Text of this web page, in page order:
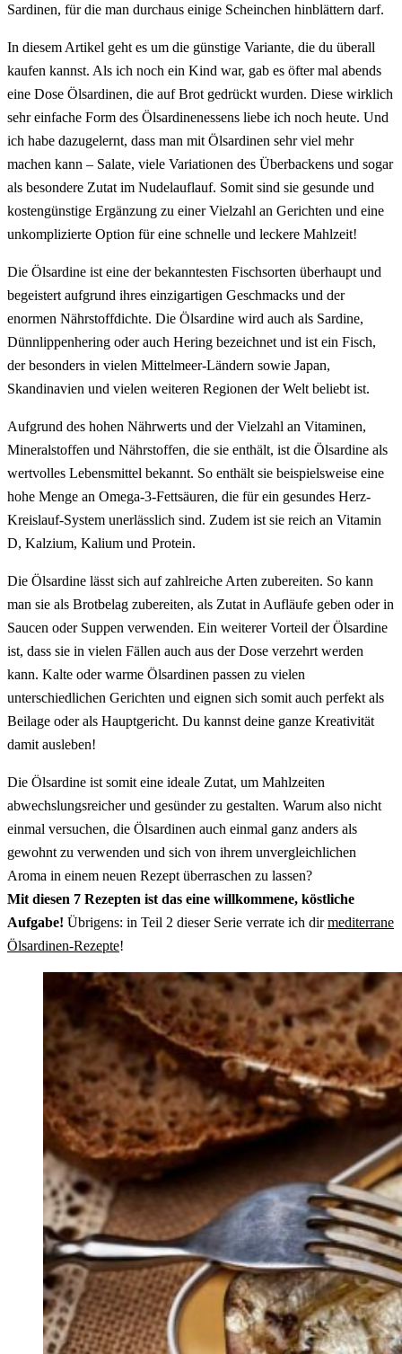
Sardinen, für die man durchaus einige Scheinchen hinblättern darf.
In diesem Artikel geht es um die günstige Variante, die du überall
kaufen kannst. Als ich noch ein Kind war, gab es öfter mal abends
eine Dose Ölsardinen, die auf Brot gedrückt wurden. Diese wirklich
sehr einfache Form des Ölsardinenessens liebe ich noch heute. Und
ich habe dazugelernt, dass man mit Ölsardinen sehr viel mehr
machen kann – Salate, viele Variationen des Überbackens und sogar
als besondere Zutat im Nudelauflauf. Somit sind sie gesunde und
kostengünstige Ergänzung zu einer Vielzahl an Gerichten und eine
unkomplizierte Option für eine schnelle und leckere Mahlzeit!
Die Ölsardine ist eine der bekanntesten Fischsorten überhaupt und
begeistert aufgrund ihres einzigartigen Geschmacks und der
enormen Nährstoffdichte. Die Ölsardine wird auch als Sardine,
Dünnlippenhering oder auch Hering bezeichnet und ist ein Fisch,
der besonders in vielen Mittelmeer-Ländern sowie Japan,
Skandinavien und vielen weiteren Regionen der Welt beliebt ist.
Aufgrund des hohen Nährwerts und der Vielzahl an Vitaminen,
Mineralstoffen und Nährstoffen, die sie enthält, ist die Ölsardine als
wertvolles Lebensmittel bekannt. So enthält sie beispielsweise eine
hohe Menge an Omega-3-Fettsäuren, die für ein gesundes Herz-
Kreislauf-System unerlässlich sind. Zudem ist sie reich an Vitamin
D, Kalzium, Kalium und Protein.
Die Ölsardine lässt sich auf zahlreiche Arten zubereiten. So kann
man sie als Brotbelag zubereiten, als Zutat in Aufläufe geben oder in
Saucen oder Suppen verwenden. Ein weiterer Vorteil der Ölsardine
ist, dass sie in vielen Fällen auch aus der Dose verzehrt werden
kann. Kalte oder warme Ölsardinen passen zu vielen
unterschiedlichen Gerichten und eignen sich somit auch perfekt als
Beilage oder als Hauptgericht. Du kannst deine ganze Kreativität
damit ausleben!
Die Ölsardine ist somit eine ideale Zutat, um Mahlzeiten
abwechslungsreicher und gesünder zu gestalten. Warum also nicht
einmal versuchen, die Ölsardinen auch einmal ganz anders als
gewohnt zu verwenden und sich von ihrem unvergleichlichen
Aroma in einem neuen Rezept überraschen zu lassen?
Mit diesen 7 Rezepten ist das eine willkommene, köstliche
Aufgabe! Übrigens: in Teil 2 dieser Serie verrate ich dirmediterrane
Ölsardinen-Rezepte!